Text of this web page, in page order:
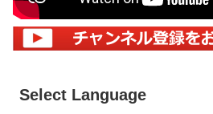
Select Language